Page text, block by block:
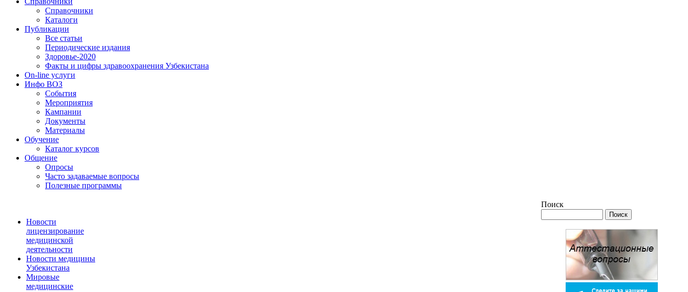
Справочники
Каталоги
Публикации
Все статьи
Периодические издания
Здоровье-2020
Факты и цифры здравоохранения Узбекистана
On-line услуги
Инфо ВОЗ
События
Мероприятия
Кампании
Документы
Материалы
Обучение
Каталог курсов
Общение
Опросы
Часто задаваемые вопросы
Полезные программы
Новости
лицензирование
медицинской
деятельности
Новости медицины
Узбекистана
Мировые
медицинские
Поиск